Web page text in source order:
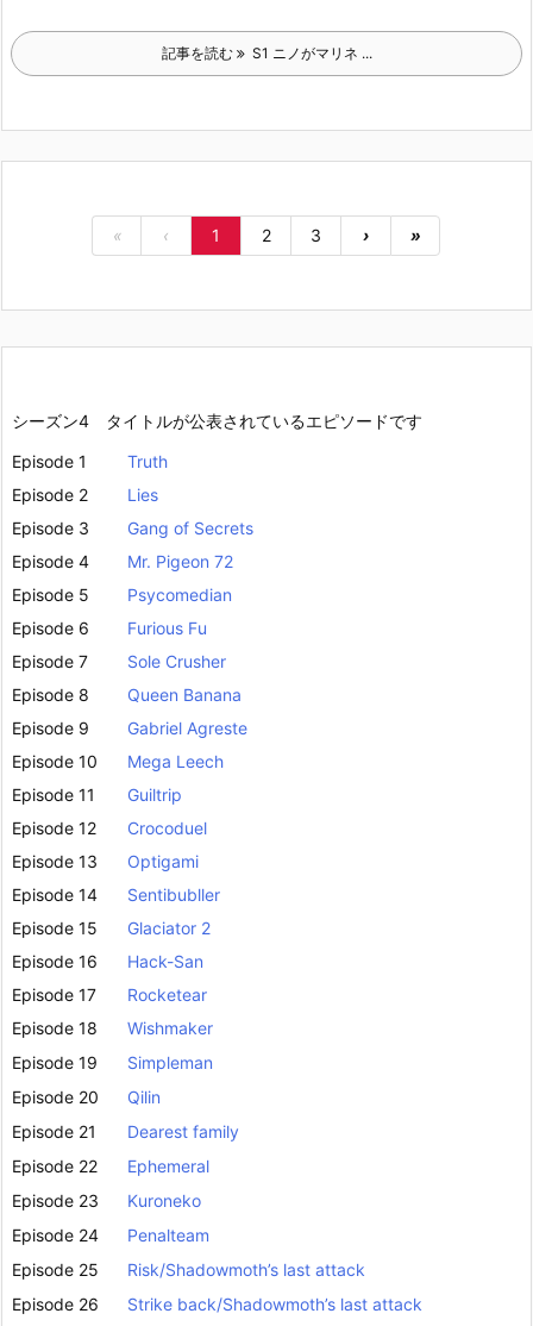
記事を読む S1 ニノがマリネ ...
« ‹ 1 2 3 › »
シーズン4 タイトルが公表されているエピソードです
Episode 1
Truth
Episode 2
Lies
Episode 3
Gang of Secrets
Episode 4
Mr. Pigeon 72
Episode 5
Psycomedian
Episode 6
Furious Fu
Episode 7
Sole Crusher
Episode 8
Queen Banana
Episode 9
Gabriel Agreste
Episode 10
Mega Leech
Episode 11
Guiltrip
Episode 12
Crocoduel
Episode 13
Optigami
Episode 14
Sentibubller
Episode 15
Glaciator 2
Episode 16
Hack-San
Episode 17
Rocketear
Episode 18
Wishmaker
Episode 19
Simpleman
Episode 20
Qilin
Episode 21
Dearest family
Episode 22
Ephemeral
Episode 23
Kuroneko
Episode 24
Penalteam
Episode 25
Risk/Shadowmoth’s last attack
Episode 26
Strike back/Shadowmoth’s last attack